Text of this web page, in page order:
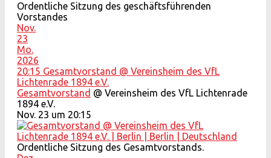
Ordentliche Sitzung des geschäftsführenden
Vorstandes
Nov.
23
Mo.
2026
20:15 Gesamtvorstand @ Vereinsheim des VfL
Lichtenrade 1894 e.V.
Gesamtvorstand @ Vereinsheim des VfL Lichtenrade
1894 e.V.
Nov. 23 um 20:15
Ordentliche Sitzung des Gesamtvorstands.